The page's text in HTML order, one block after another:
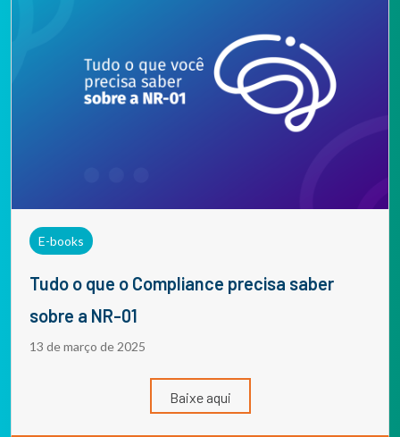
E-books
Tudo o que o Compliance precisa saber
sobre a NR-01
13 de março de 2025
Baixe aqui